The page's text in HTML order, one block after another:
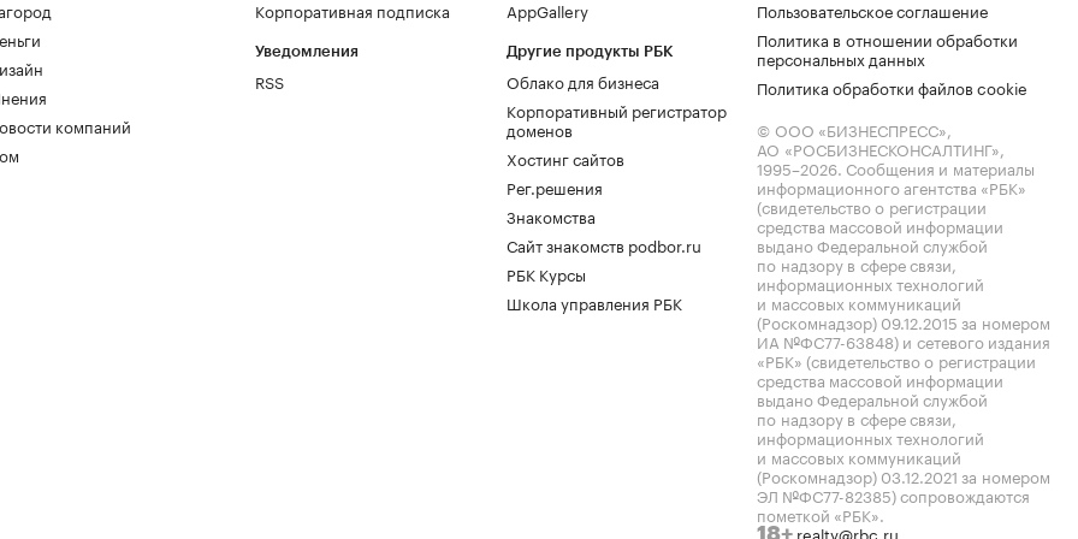
компаний
Корпоративная подписка
Уведомления
RSS
AppGallery
Другие продукты РБК
Облако для бизнеса
Корпоративный регистратор
доменов
Хостинг сайтов
Рег.решения
Знакомства
Сайт знакомств podbor.ru
РБК Курсы
Школа управления РБК
Пользовательское соглашение
Политика в отношении обработки
персональных данных
Политика обработки файлов cookie
© ООО «БИЗНЕСПРЕСС»,
АО «РОСБИЗНЕСКОНСАЛТИНГ»,
1995–2026. Сообщения и материалы
информационного агентства «РБК»
(свидетельство о регистрации
средства массовой информации
выдано Федеральной службой
по надзору в сфере связи,
информационных технологий
и массовых коммуникаций
(Роскомнадзор) 09.12.2015 за номером
ИА №ФС77-63848) и сетевого издания
«РБК» (свидетельство о регистрации
средства массовой информации
выдано Федеральной службой
по надзору в сфере связи,
информационных технологий
и массовых коммуникаций
(Роскомнадзор) 03.12.2021 за номером
ЭЛ №ФС77-82385) сопровождаются
пометкой «РБК».
18+ realty@rbc.ru